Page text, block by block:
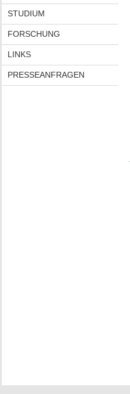
STUDIUM
FORSCHUNG
LINKS
PRESSEANFRAGEN